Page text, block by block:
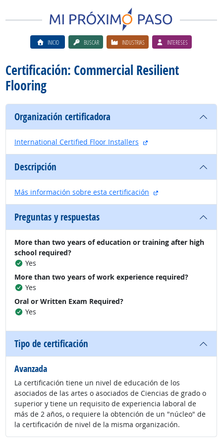
INICIO BUSCAR INDUSTRIAS INTERESES
Certificación: Commercial Resilient
Flooring
Organización certificadora
International Certified Floor Installers sitio externo
Descripción
Más información sobre esta certificación sitio externo
Preguntas y respuestas
More than two years of education or training after high
school required?
Yes
More than two years of work experience required?
Yes
Oral or Written Exam Required?
Yes
Tipo de certificación
Avanzada
La certificación tiene un nivel de educación de los
asociados de las artes o asociados de Ciencias de grado o
superior y tiene un requisito de experiencia laboral de
más de 2 años, o requiere la obtención de un "núcleo" de
la certificación de nivel de la misma organización.